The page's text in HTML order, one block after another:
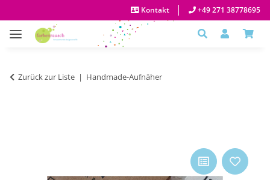
Kontakt +49 271 38778695
Zurück zur Liste Handmade-Aufnäher